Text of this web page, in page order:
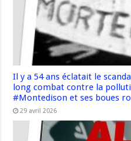
Il y a 54 ans éclatait le
long combat contre la
#Montedison et ses boues
29 avril 2026